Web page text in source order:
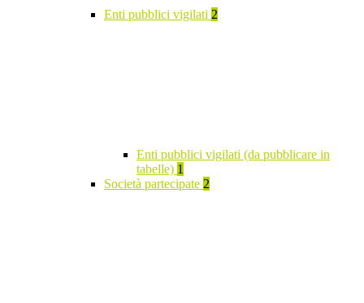
Enti pubblici vigilati 2
Enti pubblici vigilati (da pubblicare in
tabelle) 1
Società partecipate 2